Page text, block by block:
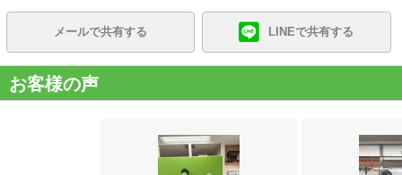
メールで共有する LINEで共有する
お客様の声